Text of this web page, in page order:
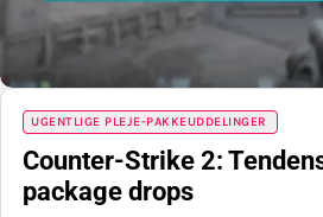
UGENTLIGE PLEJE-PAKKEUDDELINGER
Counter-Strike 2:
package drops